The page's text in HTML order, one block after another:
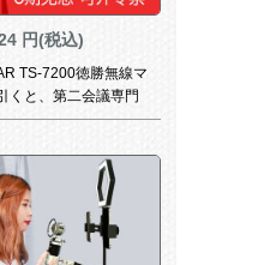
円(税込)
TS-7200徳勝無線マ
くと、第二会議専門
マイクがあります。